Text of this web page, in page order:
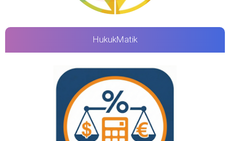
HukukMatik